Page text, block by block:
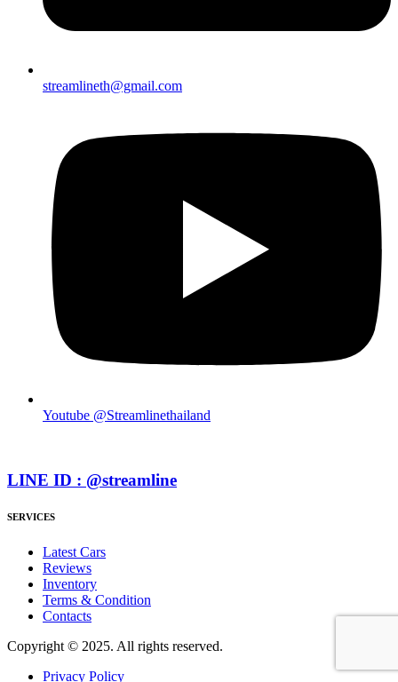
streamlineth@gmail.com
Youtube @Streamlinethailand
LINE ID : @streamline
SERVICES
Latest Cars
Reviews
Inventory
Terms & Condition
Contacts
Copyright © 2025. All rights reserved.
Privacy Policy